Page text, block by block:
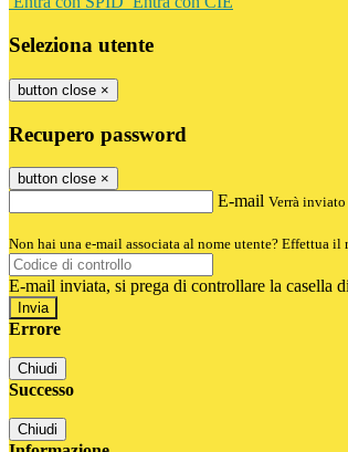
Seleziona utente
button close ×
Recupero password
button close ×
E-mail Verrà
Non hai una e-mail associata al nome utente? Effettua il
E-mail inviata, si prega di controllare la casella
Errore
Chiudi
Successo
Chiudi